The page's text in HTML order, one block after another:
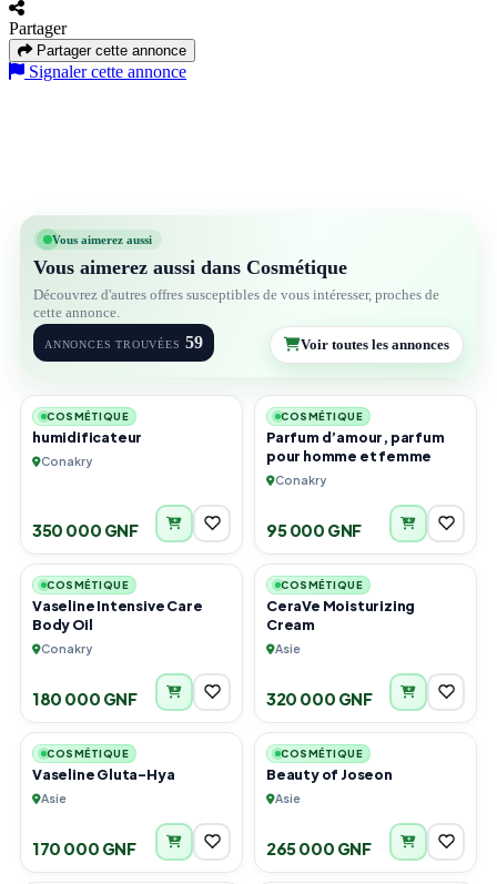
Partager
Partager cette annonce
Signaler cette annonce
Vous aimerez aussi
Vous aimerez aussi dans Cosmétique
Découvrez d'autres offres susceptibles de vous intéresser, proches de
cette annonce.
ANNONCES TROUVÉES 59 Voir toutes les annonces
COSMÉTIQUE
humidificateur
Conakry
350 000 GNF
COSMÉTIQUE
Parfum d’amour, parfum
pour homme et femme
Conakry
95 000 GNF
1
COSMÉTIQUE
Vaseline Intensive Care
Body Oil
Conakry
180 000 GNF
2
COSMÉTIQUE
CeraVe Moisturizing
Cream
Asie
320 000 GNF
4
COSMÉTIQUE
Vaseline Gluta-Hya
Asie
170 000 GNF
3
COSMÉTIQUE
Beauty of Joseon
Asie
265 000 GNF
3 5